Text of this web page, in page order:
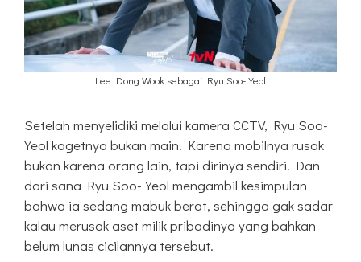
Lee Dong Wook sebagai Ryu Soo-Yeol
Setelah menyelidiki melalui kamera CCTV, Ryu Soo-
Yeol kagetnya bukan main. Karena mobilnya rusak
bukan karena orang lain, tapi dirinya sendiri. Dan
dari sana Ryu Soo-Yeol mengambil kesimpulan
bahwa ia sedang mabuk berat, sehingga gak sadar
kalau merusak aset milik pribadinya yang bahkan
belum lunas cicilannya tersebut.